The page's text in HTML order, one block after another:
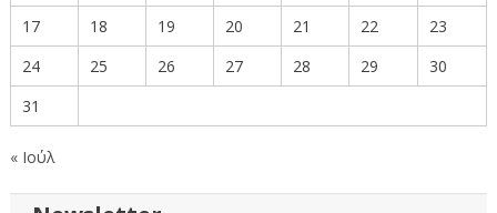
17
18 19 20 21 22
23
24
25 26 27 28 29
30
31
« Ιούλ